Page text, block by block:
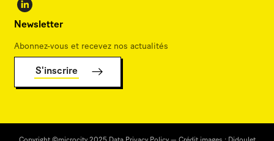
Newsletter
Abonnez-vous et recevez nos actualités
S'inscrire